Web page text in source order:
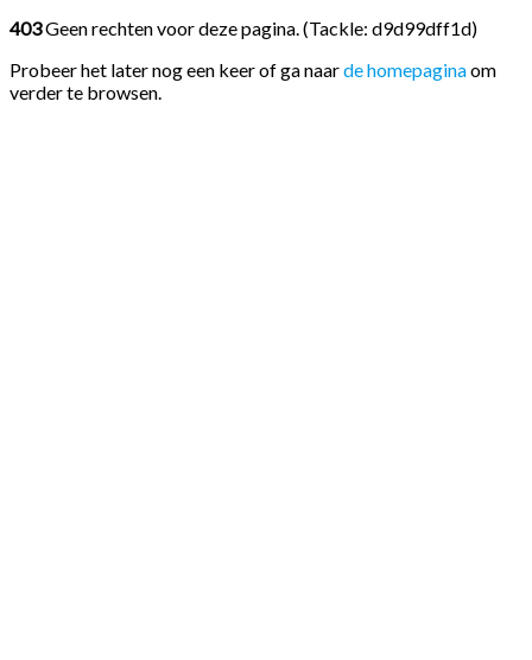
403Geen rechten voor deze pagina. (Tackle: d9d99dff1d)
Probeer het later nog een keer of ga naarde homepaginaom
verder te browsen.